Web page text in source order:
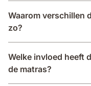
Waarom verschillen
zo?
Welke invloed heeft
de matras?